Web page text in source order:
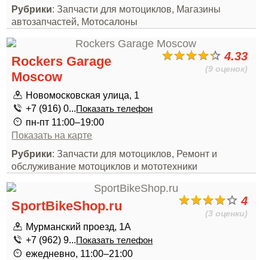
Рубрики: Запчасти для мотоциклов, Магазины
автозапчастей, Мотосалоны
4.33
(9 оценок)
Rockers Garage
Moscow
Новомосковская улица, 1
+7 (916) 0...Показать телефон
пн-пт 11:00–19:00
Показать на карте
Рубрики: Запчасти для мотоциклов, Ремонт и
обслуживание мотоциклов и мототехники
4
(3 оценки)
SportBikeShop.ru
Мурманский проезд, 1А
+7 (962) 9...Показать телефон
ежедневно, 11:00–21:00